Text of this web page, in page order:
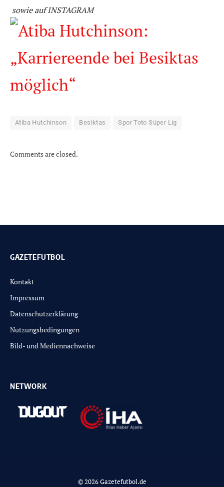
sowieaufINSTAGRAM
Atiba Hutchinson Besiktas Spor Toto Süper Lig
Comments are closed.
GAZETEFUTBOL
Kontakt
Impressum
Datenschutzerklärung
Nutzungsbedingungen
Bild- und Mediennachweise
NETWORK
© 2026 Gazetefutbol.de